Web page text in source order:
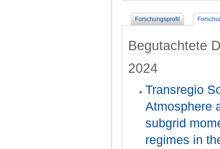
Forschungsprofil
Begutachtete
2024
Transregio
Atmosphere
subgrid
regimes in